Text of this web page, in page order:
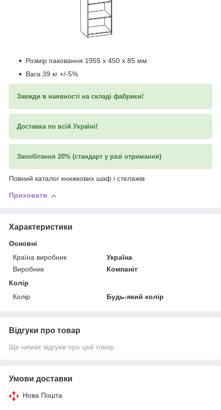
Розмір паковання 1955 x 450 x 85 мм
Вага 39 кг +/-5%
Завжди в наявності на складі фабрики!
Доставка по всій Україні!
Запобігання 20% (стандарт у разі отримання)
Повний каталог книжкових шаф і стелажів
Приховати
Характеристики
Основні
Країна виробник
Україна
Виробник
Компаніт
Колір
Колір
Будь-який колір
Відгуки про товар
Ще немає відгуків про цей товар
Умови доставки
Нова Пошта